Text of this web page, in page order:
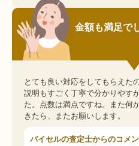
金額も満足で
とても良い対応をしてもらえた
説明もすごく丁寧で分かりやす
た。点数は満点ですね。また何
きたら、またお願いします。
バイセルの査定士からのコメ